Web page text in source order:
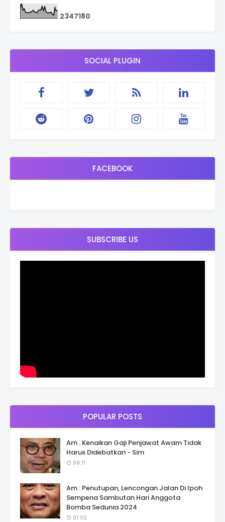
2347180
SOCIAL PLUGIN
FACEBOOK
SUBSCRIBE US
POPULAR POSTS
Am : Kenaikan Gaji Penjawat Awam Tidak
Harus Didebatkan - Sim
09:11
Am : Penutupan, Lencongan Jalan Di Ipoh
Sempena Sambutan Hari Anggota
Bomba Sedunia 2024
01:02